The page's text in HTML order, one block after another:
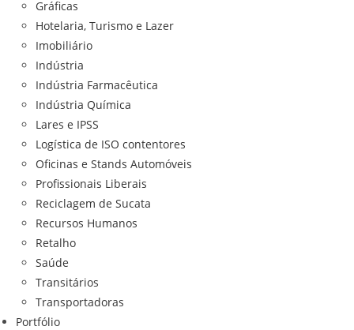
Gráficas
Hotelaria, Turismo e Lazer
Imobiliário
Indústria
Indústria Farmacêutica
Indústria Química
Lares e IPSS
Logística de ISO contentores
Oficinas e Stands Automóveis
Profissionais Liberais
Reciclagem de Sucata
Recursos Humanos
Retalho
Saúde
Transitários
Transportadoras
Portfólio